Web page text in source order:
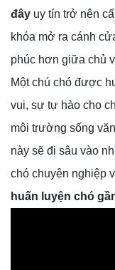
đây uy tín trở nên
khóa mở ra cánh
phúc hơn giữa chủ
Một chú chó được
vui, sự tự hào cho
môi trường sống
này sẽ đi sâu vào
chó chuyên nghiệp
huấn luyện chó